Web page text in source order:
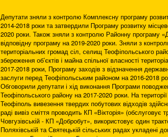
Депутати зняли з контролю Комплексну програму
2014-2018 роки та затвердили Програму розвитку
2020 роки. Також зняли з контролю Районну програму
відповідну програму на 2019-2020 роки. Зняли з
територіальних громад сіл, селищ Теофіпольського
збереження об’єктів і майна спільної власності
2017-2018 роки, Програму заходів з відзначення
заслуги перед Теофіпольським районом на 2016-2018
Обговорили депутати і хід виконання Програми
Теофіпольського району на 2017-2020 роки. На
Теофіполь вивезення твердих побутових відходів
раді вивіз сміття проводить КП «Вікторія»
Човгузівській - КП «Добробут», використовує один
Поляхівській та Святецькій сільських радах